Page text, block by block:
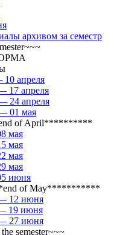
архивом за семестр
10 апреля
17 апреля
24 апреля
01 мая
of April**********
мая
мая
мая
мая
июня
of May***********
12 июня
19 июня
27 июня
semester~~~